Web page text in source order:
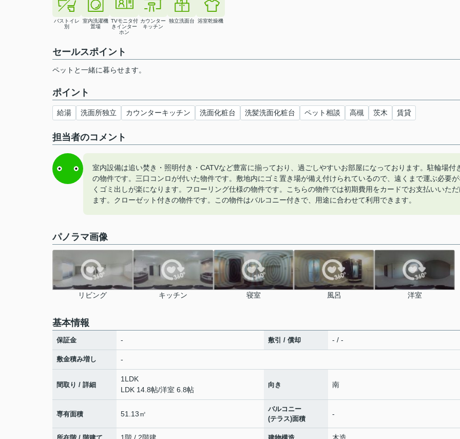
バストイレ
別
室内洗濯機
置場
TVモニタ付
きインター
ホン
カウンター
キッチン
独立洗面台 浴室乾燥機
セールスポイント
ペットと一緒に暮らせます。
ポイント
給湯 洗面所独立 カウンターキッチン 洗面化粧台 洗髪洗面化粧台 ペット相談 高槻 茨木 賃貸
担当者のコメント
室内設備は追い焚き・照明付き・CATVなど豊富に揃っており、過ごしやすいお部屋になっております。駐輪場付
の物件です。三口コンロが付いた物件です。敷地内にゴミ置き場が備え付けられているので、遠くまで運ぶ必要が
くゴミ出しが楽になります。フローリング仕様の物件です。こちらの物件では初期費用をカードでお支払いいただ
ます。クローゼット付きの物件です。この物件はバルコニー付きで、用途に合わせて利用できます。
パノラマ画像
リビング キッチン 寝室 風呂 洋室
基本情報
保証金 - 敷引 / 償却 - / -
敷金積み増し -
間取り / 詳細
1LDK
LDK 14.8帖/洋室 6.8帖
向き 南
専有面積 51.13㎡
バルコニー
(テラス)面積
-